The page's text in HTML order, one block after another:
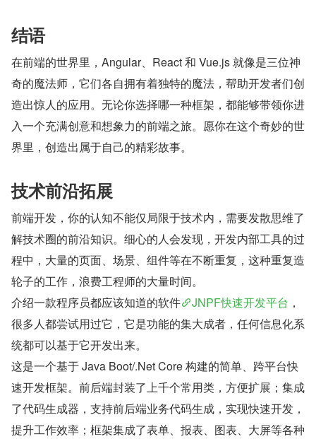
结语
在前端的世界里，Angular、React 和 Vue.js 就像是三位神
奇的魔法师，它们各自拥有着独特的魔法，帮助开发者们创
造出惊人的应用。无论你选择哪一种框架，都能够带领你进
入一个充满创意和想象力的前端之旅。愿你在这个奇妙的世
界里，创造出属于自己的精彩故事。
技术前沿拓展
前端开发，你的认知不能仅局限于技术内，需要发散思维了
解技术圈的前沿知识。细心的人会发现，开发内部工具的过
程中，大量的页面、场景、组件等在不断重复，这种重复造
轮子的工作，浪费工程师的大量时间。
介绍一款程序员都应该知道的软件
JNPF快速开发平台 ，
很多人都尝试用过它，它是功能的集大成者，任何信息化系
统都可以基于它开发出来。
这是一个基于 Java Boot/.Net Core 构建的简单、跨平台快
速开发框架。前后端封装了上千个常用类，方便扩展；集成
了代码生成器，支持前后端业务代码生成，实现快速开发，
提升工作效率；框架集成了表单、报表、图表、大屏等各种